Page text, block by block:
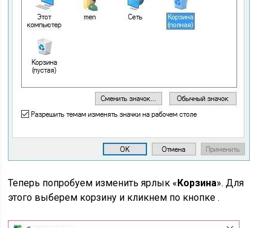
Теперь попробуем изменить ярлык « Корзина». Для
этого выберем корзину и кликнем по кнопке .